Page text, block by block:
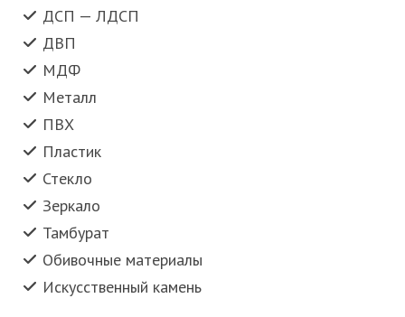
ДСП — ЛДСП
ДВП
МДФ
Металл
ПВХ
Пластик
Стекло
Зеркало
Тамбурат
Обивочные материалы
Искусственный камень